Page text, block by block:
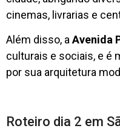
cinemas, livrarias e
Além disso, a Avenida
culturais e sociais, e é
por sua arquitetura
Roteiro dia 2 em